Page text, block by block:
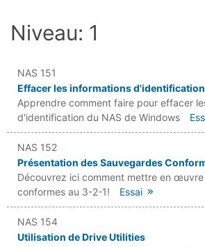
Niveau: 1
NAS 151
Effacer les informations
Apprendre comment faire pour effacer
d'identification du NAS de Windows
NAS 152
Présentation des Sauvegardes
Découvrez ici comment mettre en
conformes au 3-2-1!
Essai
NAS 154
Utilisation de Drive Utilities